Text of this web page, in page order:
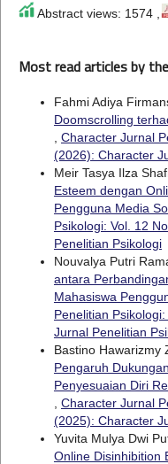
Abstract views: 1574 ,
Most read articles by
Fahmi Adiya
Doomscrolling
Character Jurnal
(2026): Character
Meir Tasya Ilza
Esteem dengan
Pengguna Media
Psikologi: Vol. 12
Penelitian Psikologi
Nouvalya Putri
antara
Mahasiswa
Penelitian
Jurnal Penelitian
Bastino Hawarizmy
Pengaruh
Penyesuaian Diri
Character Jurnal
(2025): Character
Yuvita Mulya Dwi
Online Disinhibition